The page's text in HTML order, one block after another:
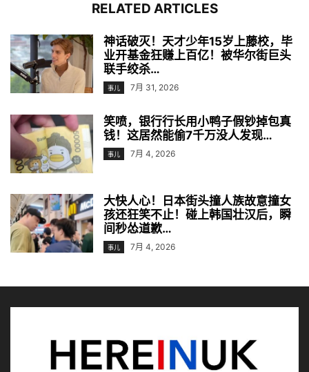
RELATED ARTICLES
神话破灭！天才少年15岁上藤校，毕
业开基金狂赚上百亿！被华尔街巨头
联手绞杀…
事儿 7月 31, 2026
笑喷，银行行长用小鸭子假钞掉包真
钱！这居然能偷7千万没人发现…
事儿 7月 4, 2026
大快人心！日本街头撞人族故意撞女
孩还狂笑不止！碰上韩国壮汉后，瞬
间秒怂道歉…
事儿 7月 4, 2026